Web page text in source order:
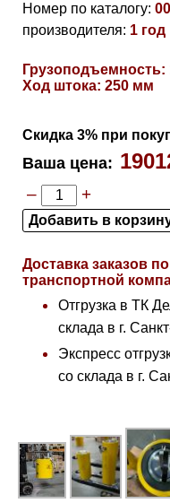
Номер по каталогу:
производителя: 1 год
Грузоподъемность:
Ход штока: 250 мм
Скидка 3% при
Ваша цена:
– +
Доставка заказов
транспортной
Отгрузка в ТК
склада в г.
Экспресс
со склада в г.